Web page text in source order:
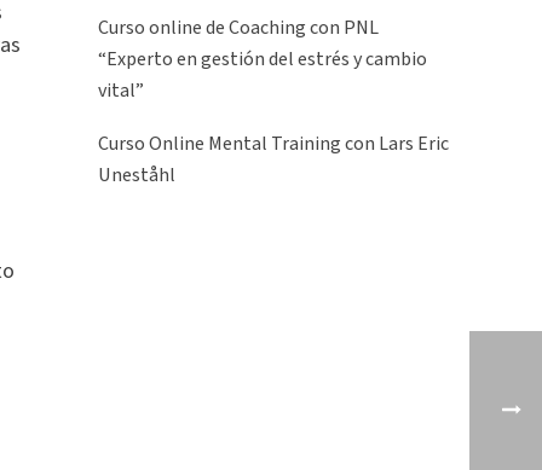
Curso online de Coaching con PNL
“Experto en gestión del estrés y cambio
vital”
Curso Online Mental Training con Lars Eric
Uneståhl